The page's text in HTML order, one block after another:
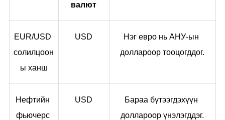
валют
EUR/USD
солилцоон
ы ханш
USD
Нэг евро нь АНУ-ын
доллароор тооцогддог.
Нефтийн
фьючерс
USD
Бараа бүтээгдэхүүн
доллароор үнэлэгддэг.